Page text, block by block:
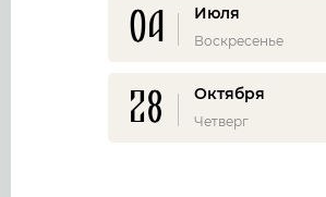
04 Июля
Воскресенье
28 Октября
Четверг